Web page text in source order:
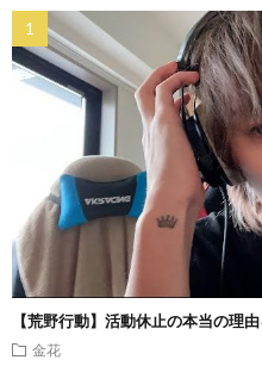
【荒野行動】活動休止の本当の理
金花